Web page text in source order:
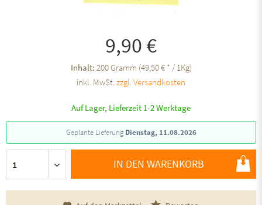
9,90 €
Inhalt: 200 Gramm (49,50 € * / 1Kg)
inkl. MwSt.zzgl. Versandkosten
Auf Lager, Lieferzeit 1-2 Werktage
Geplante Lieferung Dienstag, 11.08.2026
IN DEN WARENKORB